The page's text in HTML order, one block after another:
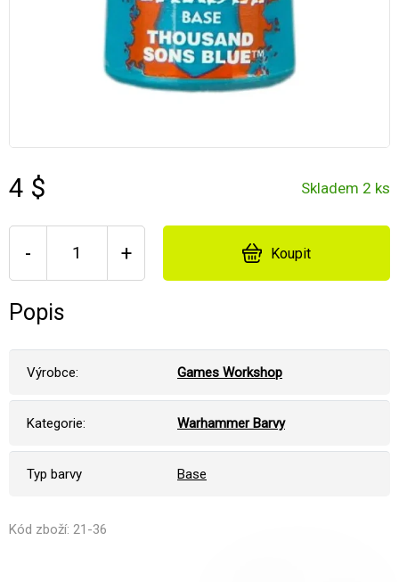
4 $ Skladem 2 ks
- + Koupit
Popis
Výrobce: Games Workshop
Kategorie: Warhammer Barvy
Typ barvy Base
Kód zboží: 21-36